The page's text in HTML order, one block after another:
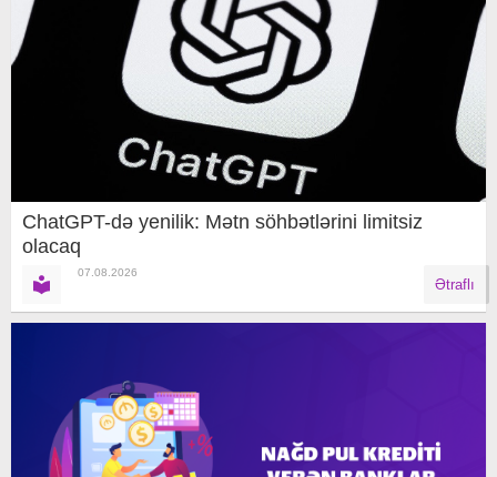
ChatGPT-də yenilik: Mətn söhbətlərini limitsiz
olacaq
07.08.2026
Ətraflı